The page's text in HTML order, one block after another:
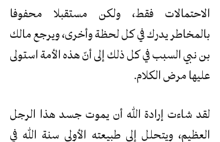
الاحتمالات فقط، ولكن مستقبلا محفوفا
بالمخاطر يدرك في كل لحظة وأخرى، ويرجع مالك
بن نبي السبب في كل ذلك إلى أنّ هذه الأمة استولى
عليها مرض الكلام.
لقد شاءت إرادة الله أن يموت جسد هذا الرجل
العظيم، ويتحلل إلى طبيعته الأولى سنة الله في